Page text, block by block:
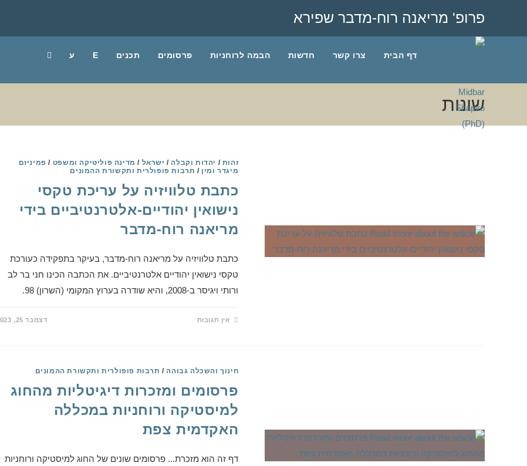
content
פרופ' מריאנה רוח-מדבר שפירא
דף הבית צרו קשר חדשות הבמה לרוחניות פרסומים תכנים E ע TOGGLE
שונות
זהות / יהדות וקבלה / ישראל / מדינה פוליטיקה ומשפט / פמיניזם
מיגדר ומין / תרבות פופולרית ותקשורת ההמונים
כתבת טלוויזיה על עריכת טקסי
נישואין יהודיים-אלטרנטיביים בידי
מריאנה רוח-מדבר
כתבת טלוויזיה על מריאנה רוח-מדבר, בעיקר בתפקידה כעורכת
טקסי נישואין יהודיים אלטרנטיביים. את הכתבה הכינו חני בר לב
ורותי ויגיסר ב-2008, והיא שודרה בערוץ המקומי (השרון) 98.
אין תגובות דצמבר 25, 2023
חינוך והשכלה גבוהה / תרבות פופולרית ותקשורת ההמונים
פרסומים ומזכרות דיגיטליות מהחוג
למיסטיקה ורוחניות במכללה
האקדמית צפת
דף זה הוא מזכרת... פרסומים שונים של החוג למיסטיקה ורוחניות